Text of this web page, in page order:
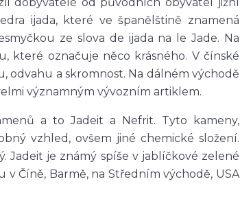
ijada, které ve španělštině znamená
ze slova de ijada na le Jade. Na
které označuje něco krásného. V čínské
odvahu a skromnost. Na dálném východě
významným vývozním artiklem.
a to Jadeit a Nefrit. Tyto kameny,
vzhled, ovšem jiné chemické složení.
je známý spíše v jablíčkové zelené
v Číně, Barmě, na Středním východě, USA